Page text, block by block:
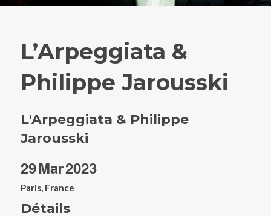
L’Arpeggiata &
Philippe Jarousski
L'Arpeggiata & Philippe
Jarousski
29Mar2023
Paris, France
Détails